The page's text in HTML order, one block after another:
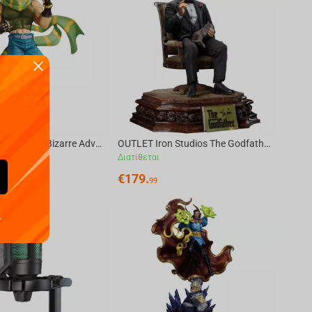
OUTLET Bandai Jojo'S Bizarre Adventure: Battle Tendency - Mometria Joseph Joestar OUTLET Iron Studios The Godfather - Don Vito Corleone Statue Art Scale 1/10
Διατίθεται
€179.99